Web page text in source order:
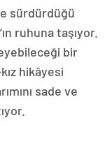
sürdürdüğü
ruhuna taşıyor.
bir
hikâyesi
sade ve